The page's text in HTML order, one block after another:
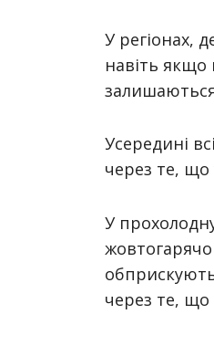
У регіонах,
навіть якщо
Усередині
через те,
У
через те,